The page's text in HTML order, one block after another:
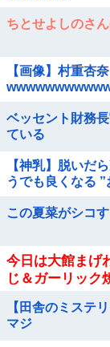
ちとせよしのさ
【画像】村重杏
ベッセント財務
ている
【神乳】脱いだ
うでも良くなる
この夏菜がシコ
今日は大館まげ
じ＆ガーリック
【田舎のミステ
マジ